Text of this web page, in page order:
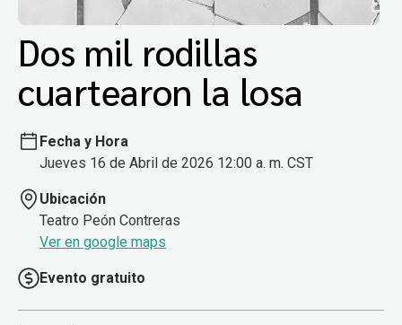
Dos mil rodillas
cuartearon la losa
Fecha y Hora
Jueves 16 de Abril de 2026 12:00 a. m. CST
Ubicación
Teatro Peón Contreras
Ver en google maps
Evento gratuito